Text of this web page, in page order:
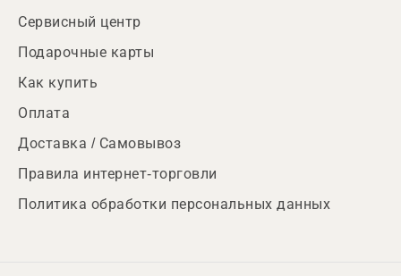
Сервисный центр
Подарочные карты
Как купить
Оплата
Доставка / Самовывоз
Правила интернет-торговли
Политика обработки персональных данных